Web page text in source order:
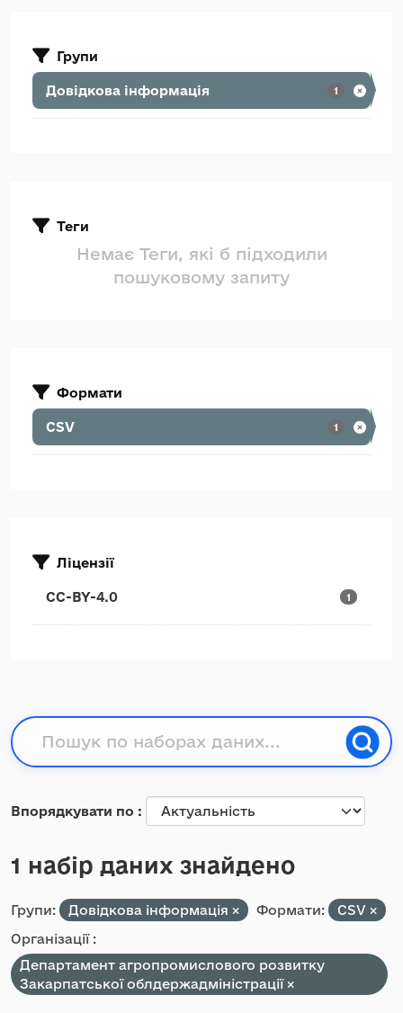
Групи
Довідкова інформація 1
Теги
Немає Теги, які б підходили
пошуковому запиту
Формати
CSV 1
Ліцензії
CC-BY-4.0 1
Впорядкувати по
1 набір даних знайдено
Групи: Довідкова інформація Формати:
CSV
Організації :
Департамент агропромислового розвитку
Закарпатської облдержадміністрації